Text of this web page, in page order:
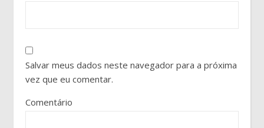
Salvar meus dados neste navegador para a próxima
vez que eu comentar.
Comentário